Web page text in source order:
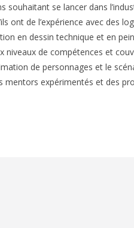
souhaitant se lancer dans
ont de l’expérience avec des
en dessin technique et en
niveaux de compétences et
de personnages et le
expérimentés et des